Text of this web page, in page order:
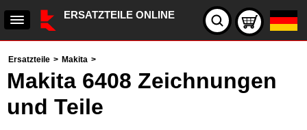
ERSATZTEILE ONLINE
Ersatzteile > Makita >
Makita 6408 Zeichnungen
und Teile